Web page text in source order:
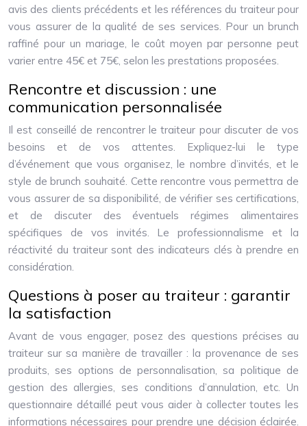
avis des clients précédents et les références du traiteur pour
vous assurer de la qualité de ses services. Pour un brunch
raffiné pour un mariage, le coût moyen par personne peut
varier entre 45€ et 75€, selon les prestations proposées.
Rencontre et discussion : une
communication personnalisée
Il est conseillé de rencontrer le traiteur pour discuter de vos
besoins et de vos attentes. Expliquez-lui le type
d’événement que vous organisez, le nombre d’invités, et le
style de brunch souhaité. Cette rencontre vous permettra de
vous assurer de sa disponibilité, de vérifier ses certifications,
et de discuter des éventuels régimes alimentaires
spécifiques de vos invités. Le professionnalisme et la
réactivité du traiteur sont des indicateurs clés à prendre en
considération.
Questions à poser au traiteur : garantir
la satisfaction
Avant de vous engager, posez des questions précises au
traiteur sur sa manière de travailler : la provenance de ses
produits, ses options de personnalisation, sa politique de
gestion des allergies, ses conditions d’annulation, etc. Un
questionnaire détaillé peut vous aider à collecter toutes les
informations nécessaires pour prendre une décision éclairée.